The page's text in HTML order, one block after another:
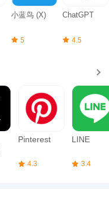
小蓝鸟 (X)
5
ChatGPT
4.5
Pinterest
4.3
LINE
3.4